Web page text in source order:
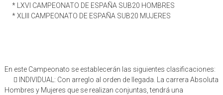
* LXVI CAMPEONATO DE ESPAÑA SUB20 HOMBRES
* XLIII CAMPEONATO DE ESPAÑA SUB20 MUJERES
En este Campeonato se establecerán las siguientes clasificaciones:
 INDIVIDUAL: Con arreglo al orden de llegada. La carrera Absoluta
Hombres y Mujeres que se realizan conjuntas, tendrá una